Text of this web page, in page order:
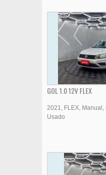
GOL 1.0 12V FLEX
2021 FLEX Manual
Usado